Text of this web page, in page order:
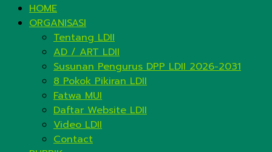
HOME
ORGANISASI
Tentang LDII
AD / ART LDII
Susunan Pengurus DPP LDII 2026-2031
8 Pokok Pikiran LDII
Fatwa MUI
Daftar Website LDII
Video LDII
Contact